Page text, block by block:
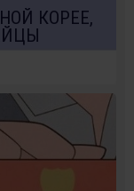
КОРЕЕ,